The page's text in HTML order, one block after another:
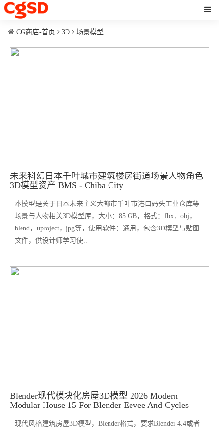
CG商店-首页 3D 场景模型
未来科幻日本千叶城市建筑楼房街道场景人物角色
3D模型资产 BMS - Chiba City
本模型是关于日本未来主义大都市千叶市港口码头工业仓库等
场景与人物相关3D模型库，大小：85 GB，格式：fbx，obj，
blend，uproject，jpg等，使用软件：通用，包含3D模型与贴图
文件，供设计师学习使...
Blender现代模块化房屋3D模型 2026 Modern
Modular House 15 For Blender Eevee And Cycles
现代风格建筑房屋3D模型，Blender格式，要求Blender 4.4或者